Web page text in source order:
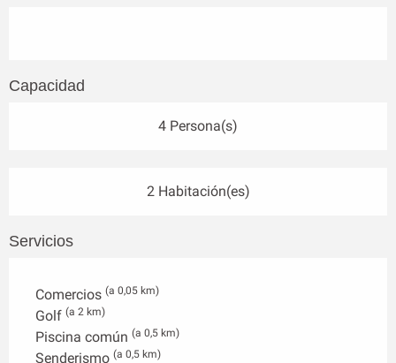
Capacidad
4 Persona(s)
2 Habitación(es)
Servicios
Comercios (a 0,05 km)
Golf (a 2 km)
Piscina común (a 0,5 km)
Senderismo (a 0,5 km)